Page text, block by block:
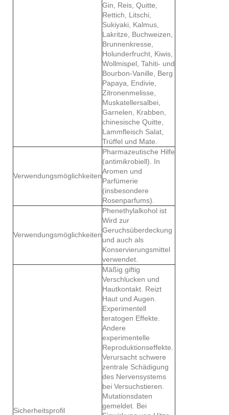
Gin, Reis, Quitte,
Rettich, Litschi,
Sukiyaki, Kalmus,
Lakritze, Buchweizen,
Brunnenkresse,
Holunderfrucht, Kiwis,
Wollmispel, Tahiti- und
Bourbon-Vanille, Berg
Papaya, Endivie,
Zitronenmelisse,
Muskatellersalbei,
Garnelen, Krabben,
chinesische Quitte,
Lammfleisch Salat,
Trüffel und Mate.
Verwendungsmöglichkeiten
Pharmazeutische Hilfe
(antimikrobiell). In
Aromen und
Parfümerie
(insbesondere
Rosenparfums).
Verwendungsmöglichkeiten
Phenethylalkohol ist
Wird zur
Geruchsüberdeckung
und auch als
Konservierungsmittel
verwendet.
Sicherheitsprofil
Mäßig giftig
Verschlucken und
Hautkontakt. Reizt
Haut und Augen.
Experimentell
teratogen Effekte.
Andere
experimentelle
Reproduktionseffekte.
Verursacht schwere
zentrale Schädigung
des Nervensystems
bei Versuchstieren.
Mutationsdaten
gemeldet. Bei